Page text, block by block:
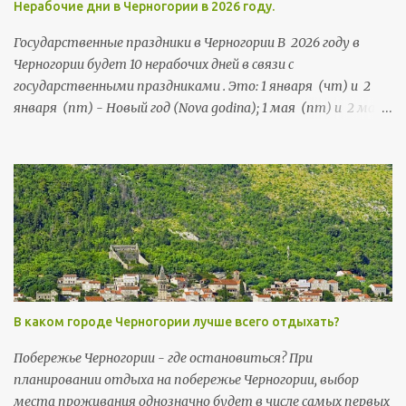
Нерабочие дни в Черногории в 2026 году.
Государственные праздники в Черногории В 2026 году в
Черногории будет 10 нерабочих дней в связи с
государственными праздниками . Это: 1 января (чт) и 2
января (пт) - Новый год (Nova godina); 1 мая (пт) и 2 мая
и 14 июля (вт) - День государственности (Dan državnosti);
13 ноября (пт) и 14 ноября (сб) - Негошев день (Njegošev
dan), праздник черногорской культуры .
В каком городе Черногории лучше всего отдыхать?
Побережье Черногории - где остановиться? При
планировании отдыха на побережье Черногории, выбор
места проживания однозначно будет в числе самых первых